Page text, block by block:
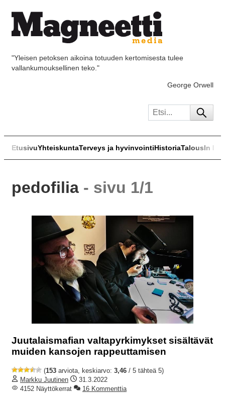
"Yleisen petoksen aikoina totuuden kertomisesta tulee
vallankumouksellinen teko."
George Orwell
EtusivuYhteiskuntaTerveys ja hyvinvointiHistoriaTalousIn
pedofilia - sivu 1/1
Juutalaismafian valtapyrkimykset sisältävät
muiden kansojen rappeuttamisen
(153 arviota, keskiarvo: 3,46 / 5 tähteä 5)
Markku Juutinen
31.3.2022
4152 Näyttökerrat
16 Kommenttia